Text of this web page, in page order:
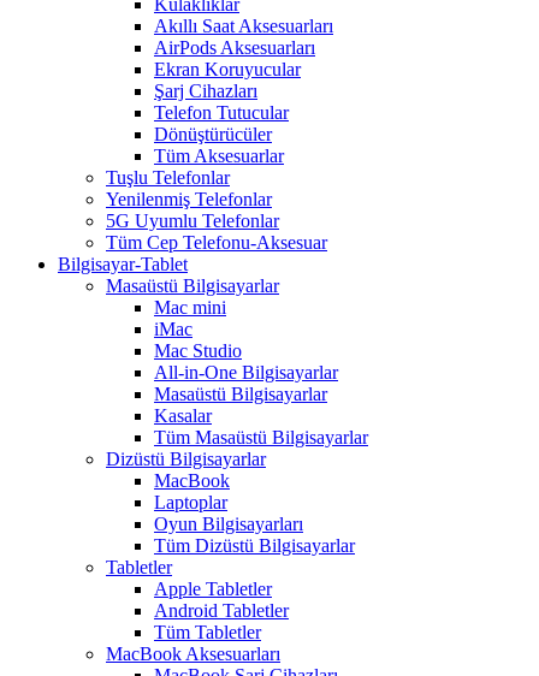
Kulaklıklar
Akıllı Saat Aksesuarları
AirPods Aksesuarları
Ekran Koruyucular
Şarj Cihazları
Telefon Tutucular
Dönüştürücüler
Tüm Aksesuarlar
Tuşlu Telefonlar
Yenilenmiş Telefonlar
5G Uyumlu Telefonlar
Tüm Cep Telefonu-Aksesuar
Bilgisayar-Tablet
Masaüstü Bilgisayarlar
Mac mini
iMac
Mac Studio
All-in-One Bilgisayarlar
Masaüstü Bilgisayarlar
Kasalar
Tüm Masaüstü Bilgisayarlar
Dizüstü Bilgisayarlar
MacBook
Laptoplar
Oyun Bilgisayarları
Tüm Dizüstü Bilgisayarlar
Tabletler
Apple Tabletler
Android Tabletler
Tüm Tabletler
MacBook Aksesuarları